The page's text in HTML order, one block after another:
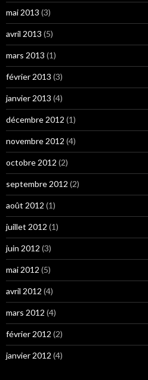
mai 2013 (3)
avril 2013 (5)
mars 2013 (1)
février 2013 (3)
janvier 2013 (4)
décembre 2012 (1)
novembre 2012 (4)
octobre 2012 (2)
septembre 2012 (2)
août 2012 (1)
juillet 2012 (1)
juin 2012 (3)
mai 2012 (5)
avril 2012 (4)
mars 2012 (4)
février 2012 (2)
janvier 2012 (4)